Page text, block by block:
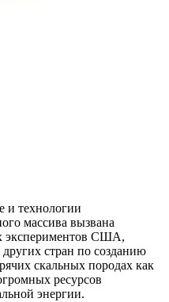
и технологии
массива вызвана
экспериментов США,
стран по созданию
скальных породах как
ресурсов
энергии.